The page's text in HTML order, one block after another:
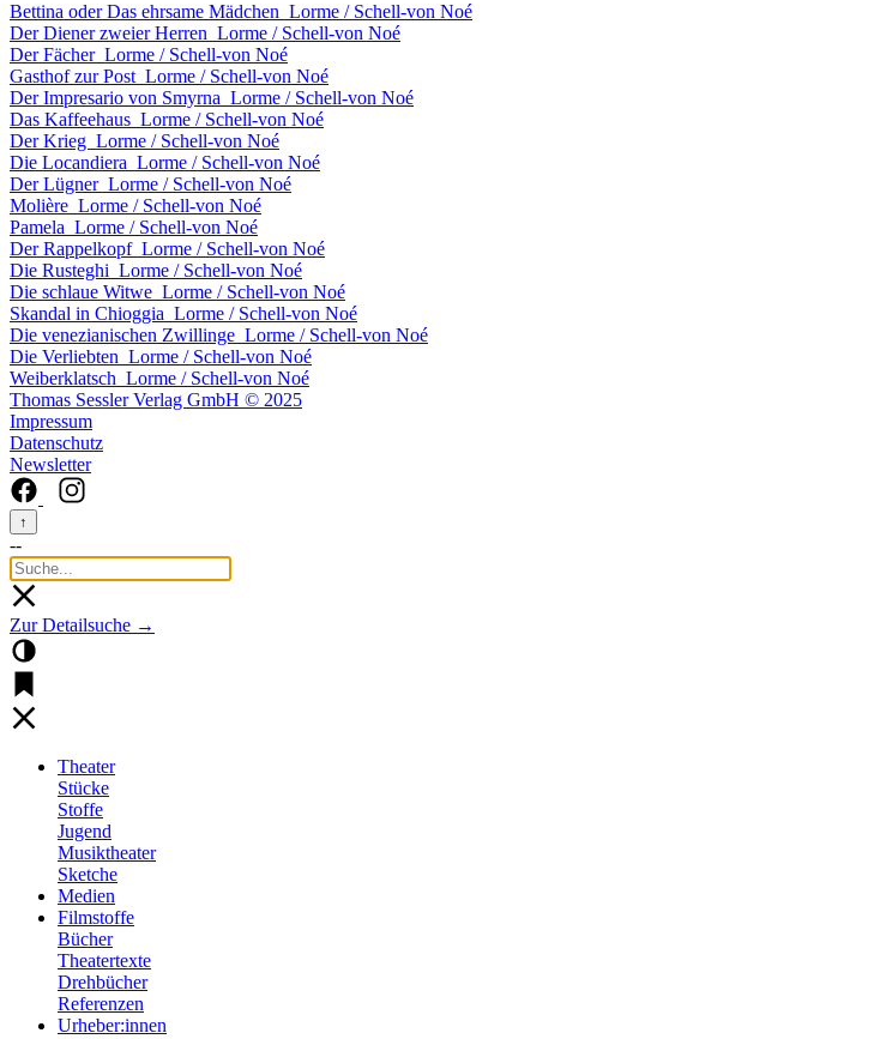
Bettina oder Das ehrsame Mädchen Lorme / Schell-von Noé
Der Diener zweier Herren Lorme / Schell-von Noé
Der Fächer Lorme / Schell-von Noé
Gasthof zur Post Lorme / Schell-von Noé
Der Impresario von Smyrna Lorme / Schell-von Noé
Das Kaffeehaus Lorme / Schell-von Noé
Der Krieg Lorme / Schell-von Noé
Die Locandiera Lorme / Schell-von Noé
Der Lügner Lorme / Schell-von Noé
Molière Lorme / Schell-von Noé
Pamela Lorme / Schell-von Noé
Der Rappelkopf Lorme / Schell-von Noé
Die Rusteghi Lorme / Schell-von Noé
Die schlaue Witwe Lorme / Schell-von Noé
Skandal in Chioggia Lorme / Schell-von Noé
Die venezianischen Zwillinge Lorme / Schell-von Noé
Die Verliebten Lorme / Schell-von Noé
Weiberklatsch Lorme / Schell-von Noé
Thomas Sessler Verlag GmbH © 2025
Impressum
Datenschutz
Newsletter
↑
--
Zur Detailsuche →
Theater
Stücke
Stoffe
Jugend
Musiktheater
Sketche
Medien
Filmstoffe
Bücher
Theatertexte
Drehbücher
Referenzen
Urheber:innen